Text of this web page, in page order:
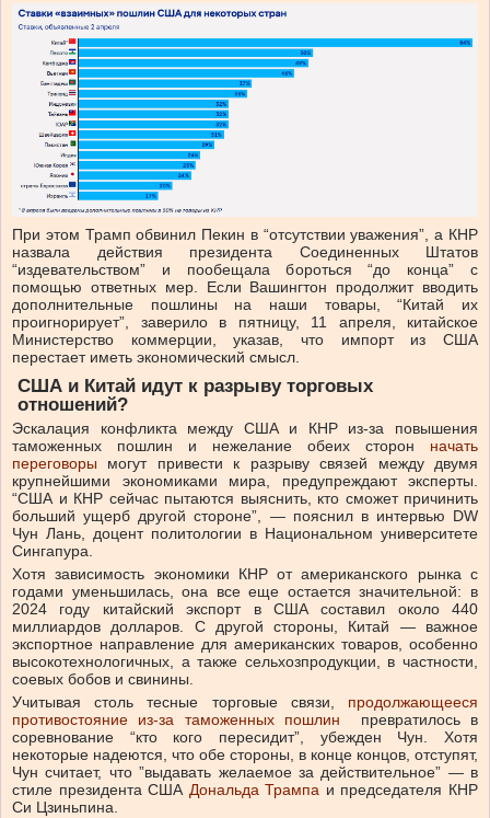
При этом Трамп обвинил Пекин в “отсутствии уважения”, а КНР
назвала действия президента Соединенных Штатов
“издевательством” и пообещала бороться “до конца” с
помощью ответных мер. Если Вашингтон продолжит вводить
дополнительные пошлины на наши товары, “Китай их
проигнорирует”, заверило в пятницу, 11 апреля, китайское
Министерство коммерции, указав, что импорт из США
перестает иметь экономический смысл.
США и Китай идут к разрыву торговых
отношений?
Эскалация конфликта между США и КНР из-за повышения
таможенных пошлин и нежелание обеих сторон начать
переговоры могут привести к разрыву связей между двумя
крупнейшими экономиками мира, предупреждают эксперты.
“США и КНР сейчас пытаются выяснить, кто сможет причинить
больший ущерб другой стороне”, — пояснил в интервью DW
Чун Лань, доцент политологии в Национальном университете
Сингапура.
Хотя зависимость экономики КНР от американского рынка с
годами уменьшилась, она все еще остается значительной: в
2024 году китайский экспорт в США составил около 440
миллиардов долларов. С другой стороны, Китай — важное
экспортное направление для американских товаров, особенно
высокотехнологичных, а также сельхозпродукции, в частности,
соевых бобов и свинины.
Учитывая столь тесные торговые связи, продолжающееся
противостояние из-за таможенных пошлин
превратилось в
соревнование “кто кого пересидит”, убежден Чун. Хотя
некоторые надеются, что обе стороны, в конце концов, отступят,
Чун считает, что ”выдавать желаемое за действительное” — в
стиле президента США Дональда Трампа и председателя КНР
Си Цзиньпина.